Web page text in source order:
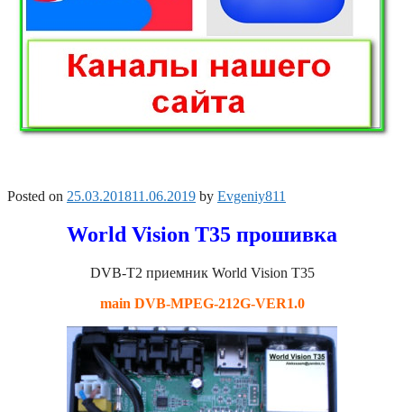
Posted on 25.03.201811.06.2019 by Evgeniy811
World Vision T35 прошивка
DVB-T2 приемник World Vision T35
main DVB-MPEG-212G-VER1.0